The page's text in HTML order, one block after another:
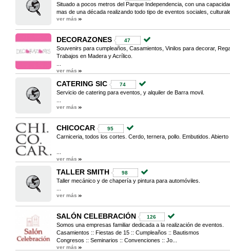
Situado a pocos metros del Parque Independencia, con una
mas de una década realizando todo tipo de eventos sociales,
ver más
DECORAZONES 47
Souvenirs para cumpleaños, Casamientos, Vinilos para decorar,
Trabajos en Madera y Acrílico.
ver más
CATERING SIC 74
Servicio de catering para eventos, y alquiler de Barra movil.
ver más
CHICOCAR 95
Carniceria, todos los cortes. Cerdo, ternera, pollo. Embutidos.
ver más
TALLER SMITH 98
Taller mecánico y de chapería y pintura para automóviles.
ver más
SALÓN CELEBRACIÓN 126
Somos una empresas familiar dedicada a la realización de eventos.
Casamientos :: Fiestas de 15 :: Cumpleaños :: Bautismos
Congresos :: Seminarios :: Convenciones :: Jo...
ver más